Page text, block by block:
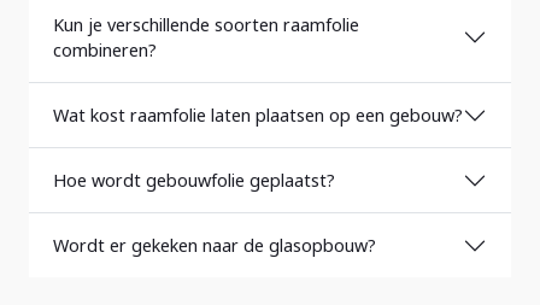
Kun je verschillende soorten raamfolie
combineren?
Wat kost raamfolie laten plaatsen op een gebouw?
Hoe wordt gebouwfolie geplaatst?
Wordt er gekeken naar de glasopbouw?